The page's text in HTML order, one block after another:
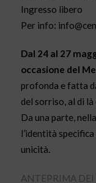
Ingresso libero
Per info:
Dal 24 al 27
occasione del
profonda e fatta
del sorriso, al di
Da una parte,
l’identità
unicità.
ANTEPRIMA DEI